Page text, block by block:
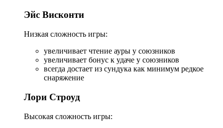
Эйс Висконти
Низкая сложность игры:
увеличивает чтение ауры у союзников
увеличивает бонус к удаче у союзников
всегда достает из сундука как минимум редкое
снаряжение
Лори Строуд
Высокая сложность игры: